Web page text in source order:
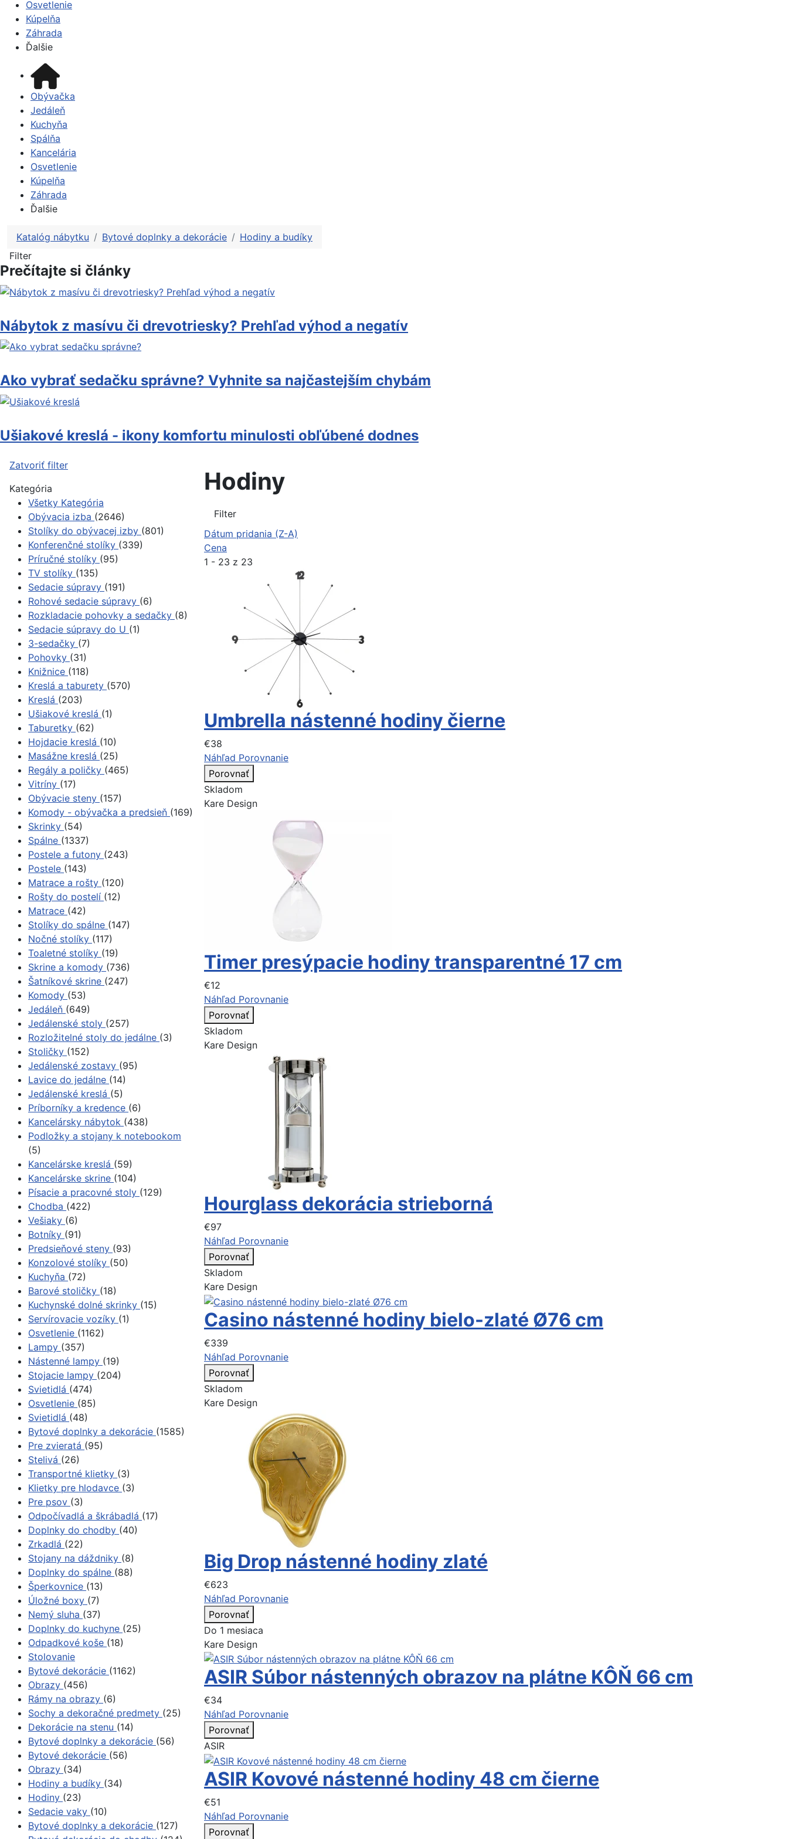
Osvetlenie
Kúpelňa
Záhrada
Ďalšie
Obývačka
Jedáleň
Kuchyňa
Spálňa
Kancelária
Osvetlenie
Kúpelňa
Záhrada
Ďalšie
Katalóg nábytku Bytové doplnky a dekorácie Hodiny a budíky
Zatvoriť filter
Kategória
Všetky Kategória
Obývacia izba (2646)
Stolíky do obývacej izby (801)
Konferenčné stolíky (339)
Príručné stolíky (95)
TV stolíky (135)
Sedacie súpravy (191)
Rohové sedacie súpravy (6)
Rozkladacie pohovky a sedačky (8)
Sedacie súpravy do U (1)
3-sedačky (7)
Pohovky (31)
Knižnice (118)
Kreslá a taburety (570)
Kreslá (203)
Ušiakové kreslá (1)
Taburetky (62)
Hojdacie kreslá (10)
Masážne kreslá (25)
Regály a poličky (465)
Vitríny (17)
Obývacie steny (157)
Komody - obývačka a predsieň (169)
Skrinky (54)
Spálne (1337)
Postele a futony (243)
Postele (143)
Matrace a rošty (120)
Rošty do postelí (12)
Matrace (42)
Stolíky do spálne (147)
Nočné stolíky (117)
Toaletné stolíky (19)
Skrine a komody (736)
Šatníkové skrine (247)
Komody (53)
Jedáleň (649)
Jedálenské stoly (257)
Rozložitelné stoly do jedálne (3)
Stoličky (152)
Jedálenské zostavy (95)
Lavice do jedálne (14)
Jedálenské kreslá (5)
Príborníky a kredence (6)
Kancelársky nábytok (438)
Podložky a stojany k notebookom
(5)
Kancelárske kreslá (59)
Kancelárske skrine (104)
Písacie a pracovné stoly (129)
Chodba (422)
Vešiaky (6)
Botníky (91)
Predsieňové steny (93)
Konzolové stolíky (50)
Kuchyňa (72)
Barové stoličky (18)
Kuchynské dolné skrinky (15)
Servírovacie vozíky (1)
Osvetlenie (1162)
Lampy (357)
Nástenné lampy (19)
Stojacie lampy (204)
Svietidlá (474)
Osvetlenie (85)
Svietidlá (48)
Bytové doplnky a dekorácie (1585)
Pre zvieratá (95)
Stelivá (26)
Transportné klietky (3)
Klietky pre hlodavce (3)
Pre psov (3)
Odpočívadlá a škrábadlá (17)
Doplnky do chodby (40)
Zrkadlá (22)
Stojany na dáždniky (8)
Doplnky do spálne (88)
Šperkovnice (13)
Úložné boxy (7)
Nemý sluha (37)
Doplnky do kuchyne (25)
Odpadkové koše (18)
Stolovanie
Bytové dekorácie (1162)
Obrazy (456)
Rámy na obrazy (6)
Sochy a dekoračné predmety (25)
Dekorácie na stenu (14)
Bytové doplnky a dekorácie (56)
Bytové dekorácie (56)
Obrazy (34)
Hodiny a budíky (34)
Hodiny (23)
Sedacie vaky (10)
Bytové doplnky a dekorácie (127)
Filter
Hodiny
Filter
Dátum pridania (Z-A)
Cena
1 - 23 z 23
Umbrella nástenné hodiny čierne
€38
Náhľad Porovnanie
Porovnať
Skladom
Kare Design
Timer presýpacie hodiny transparentné 17 cm
€12
Náhľad Porovnanie
Porovnať
Skladom
Kare Design
Hourglass dekorácia strieborná
€97
Náhľad Porovnanie
Porovnať
Skladom
Kare Design
Casino nástenné hodiny bielo-zlaté Ø76 cm
€339
Náhľad Porovnanie
Porovnať
Skladom
Kare Design
Big Drop nástenné hodiny zlaté
€623
Náhľad Porovnanie
Porovnať
Do 1 mesiaca
Kare Design
ASIR Súbor nástenných obrazov na plátne KÔŇ 66 cm
€34
Náhľad Porovnanie
Porovnať
ASIR
ASIR Kovové nástenné hodiny 48 cm čierne
€51
Náhľad Porovnanie
Porovnať
Prečítajte si články
Nábytok z masívu či drevotriesky? Prehľad výhod a negatív
Ako vybrať sedačku správne? Vyhnite sa najčastejším chybám
Ušiakové kreslá - ikony komfortu minulosti obľúbené dodnes